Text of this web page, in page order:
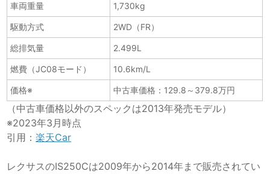
車両重量 1,730kg
駆動方式 2WD（FR）
総排気量 2.499L
燃費 （JC08モード） 10.6km/L
価格※ 中古車価格：129.8～379.8万円
（中古車価格以外のスペックは2013年発売モデル）
※2023年3月時点
引用：楽天Car
レクサスのIS250Cは2009年から2014年まで販売されてい